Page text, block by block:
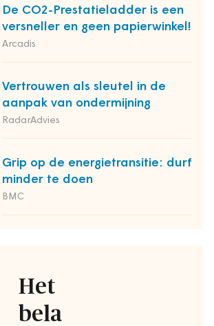
De CO2-Prestatieladder is een
versneller en geen papierwinkel!
Arcadis
Vertrouwen als sleutel in de
aanpak van ondermijning
RadarAdvies
Grip op de energietransitie: durf
minder te doen
BMC
Het
bela